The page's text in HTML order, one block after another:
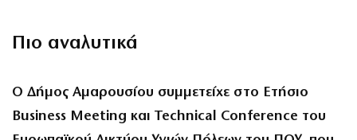
Πιο αναλυτικά
Ο Δήμος Αμαρουσίου συμμετείχε στο Ετήσιο
Business Meeting και Technical Conference του